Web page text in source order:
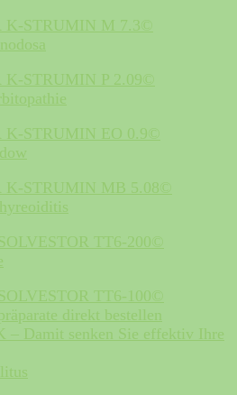
K-STRUMIN M 7.3©
K-STRUMIN P 2.09©
K-STRUMIN EO 0.9©
K-STRUMIN MB 5.08©
TT6-200©
TT6-100©
direkt bestellen
– Damit senken Sie effektiv Ihre